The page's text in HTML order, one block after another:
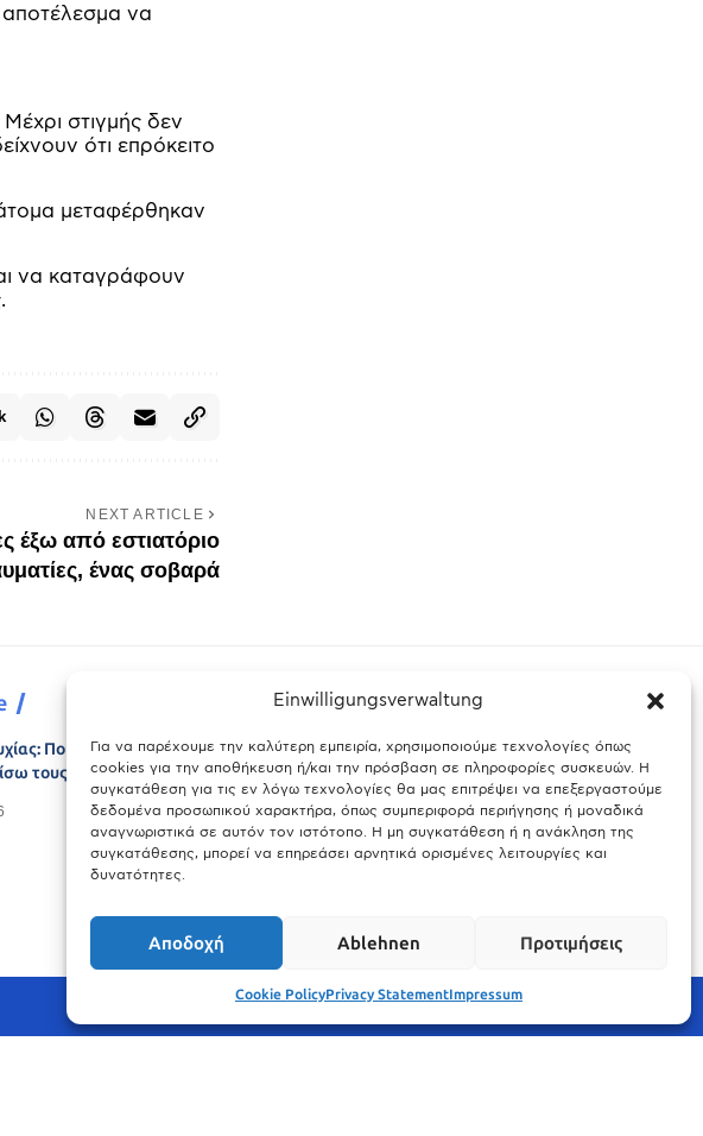
Einwilligungsverwaltung
Για να παρέχουμε την καλύτερη εμπειρία, χρησιμοποιούμε τεχνολογίες όπως
cookies για την αποθήκευση ή/και την πρόσβαση σε πληροφορίες συσκευών. Η
συγκατάθεση για τις εν λόγω τεχνολογίες θα μας επιτρέψει να επεξεργαστούμε
δεδομένα προσωπικού χαρακτήρα, όπως συμπεριφορά περιήγησης ή μοναδικά
αναγνωριστικά σε αυτόν τον ιστότοπο. Η μη συγκατάθεση ή η ανάκληση της
συγκατάθεσης, μπορεί να επηρεάσει αρνητικά ορισμένες λειτουργίες και
δυνατότητες.
Αποδοχή Ablehnen Προτιμήσεις
Cookie PolicyPrivacy StatementImpressum
να
στιγμής δεν
ότι επρόκειτο
μεταφέρθηκαν
να καταγράφουν
NEXT ARTICLE
έξω από εστιατόριο
ένας σοβαρά
Ποιες πόλεις της Βαυαρίας
τους το Μόναχο;
Θύελλα χτυπά το Μόναχο: Κίνδυνος από τους
ισχυρούς ανέμους και τις καταιγίδες
25.03.2026